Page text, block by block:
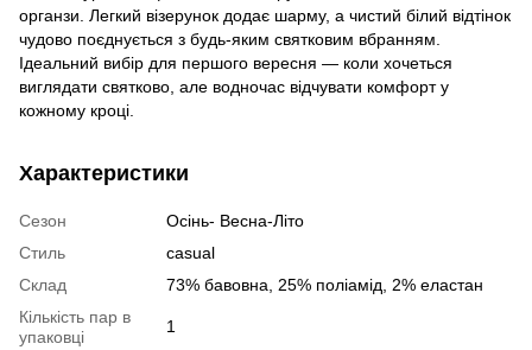
органзи. Легкий візерунок додає шарму, а чистий білий відтінок
чудово поєднується з будь-яким святковим вбранням.
Ідеальний вибір для першого вересня — коли хочеться
виглядати святково, але водночас відчувати комфорт у
кожному кроці.
Характеристики
Сезон
Осінь- Весна-Літо
Стиль
casual
Склад
73% бавовна, 25% поліамід, 2% еластан
Кількість пар в
упаковці
1